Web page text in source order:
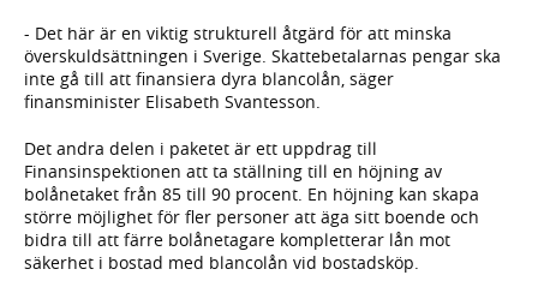
- Det här är en viktig strukturell åtgärd för att minska
överskuldsättningen i Sverige. Skattebetalarnas pengar ska
inte gå till att finansiera dyra blancolån, säger
finansminister Elisabeth Svantesson.
Det andra delen i paketet är ett uppdrag till
Finansinspektionen att ta ställning till en höjning av
bolånetaket från 85 till 90 procent. En höjning kan skapa
större möjlighet för fler personer att äga sitt boende och
bidra till att färre bolånetagare kompletterar lån mot
säkerhet i bostad med blancolån vid bostadsköp.